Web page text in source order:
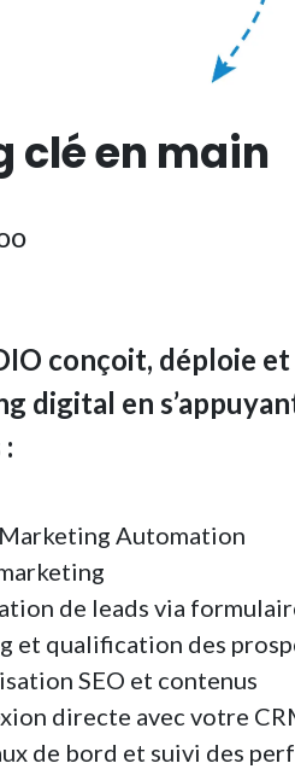
clé en main
conçoit, déploie
digital en
Automation
de leads via
et qualification des
SEO et contenus
directe avec votre
de bord et suivi des